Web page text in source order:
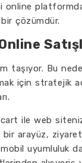
online
çözümdür.
taşıyor. Bu
için stratejik
ile web
arayüz,
uyumluluk